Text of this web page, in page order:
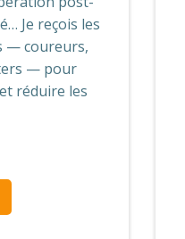
Je reçois les
— coureurs,
— pour
réduire les